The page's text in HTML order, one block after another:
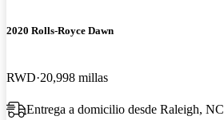
2020 Rolls-Royce Dawn
RWD 20,998 millas
Entrega a domicilio desde Raleigh, NC